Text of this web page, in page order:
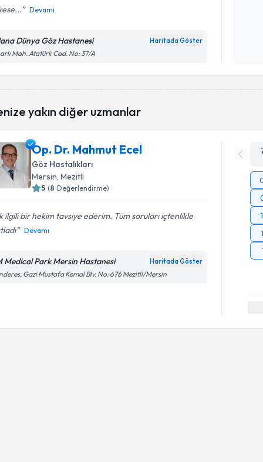
Devamı
Dünya Göz Hastanesi Haritada Göster
Mah. Atatürk Cad. No: 37/A
yakın diğer uzmanlar
Op. Dr. Mahmut Ecel
Göz Hastalıkları
Mersin, Mezitli
5 (8 Değerlendirme)
ilgili bir hekim tavsiye ederim. Tüm soruları içtenlikle
Devamı
Medical Park Mersin Hastanesi Haritada Göster
Gazi Mustafa Kemal Blv. No: 676 Mezitli/Mersin